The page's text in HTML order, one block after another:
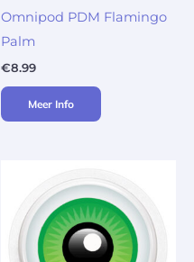
Omnipod PDM Flamingo
Palm
€8.99
Meer Info